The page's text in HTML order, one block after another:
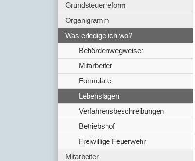
Grundsteuerreform
Organigramm
Was erledige ich wo?
Behördenwegweiser
Mitarbeiter
Formulare
Lebenslagen
Verfahrensbeschreibungen
Betriebshof
Freiwillige Feuerwehr
Mitarbeiter